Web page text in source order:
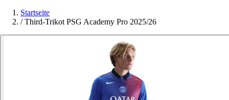
Startseite
/ Third-Trikot PSG Academy Pro 2025/26